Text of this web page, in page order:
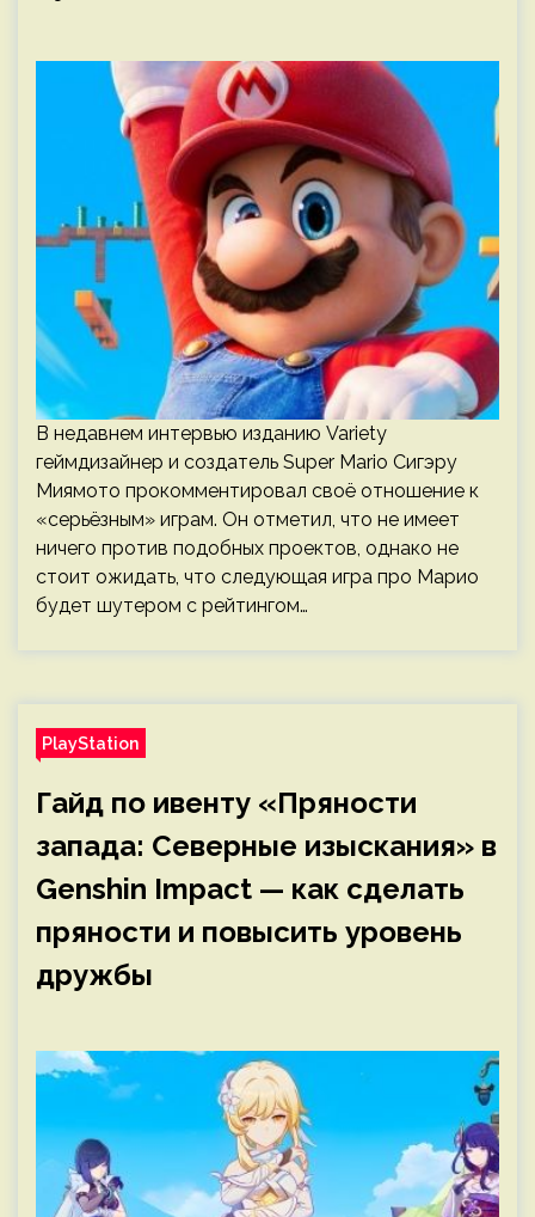
В недавнем интервью изданию Variety
геймдизайнер и создатель Super Mario Сигэру
Миямото прокомментировал своё отношение к
«серьёзным» играм. Он отметил, что не имеет
ничего против подобных проектов, однако не
стоит ожидать, что следующая игра про Марио
будет шутером с рейтингом…
PlayStation
Гайд по ивенту «Пряности
запада: Северные изыскания» в
Genshin Impact — как сделать
пряности и повысить уровень
дружбы